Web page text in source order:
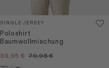
SINGLE JERSEY
Poloshirt
Baumwollmischung
39,95 € 79,95 €